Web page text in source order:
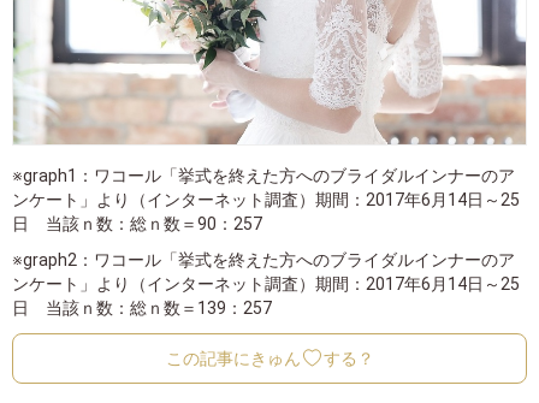
※graph1：ワコール「挙式を終えた方へのブライダルインナーのア
ンケート」より（インターネット調査）期間：2017年6月14日～25
日 当該ｎ数：総ｎ数＝90：257
※graph2：ワコール「挙式を終えた方へのブライダルインナーのア
ンケート」より（インターネット調査）期間：2017年6月14日～25
日 当該ｎ数：総ｎ数＝139：257
この記事にきゅん する？